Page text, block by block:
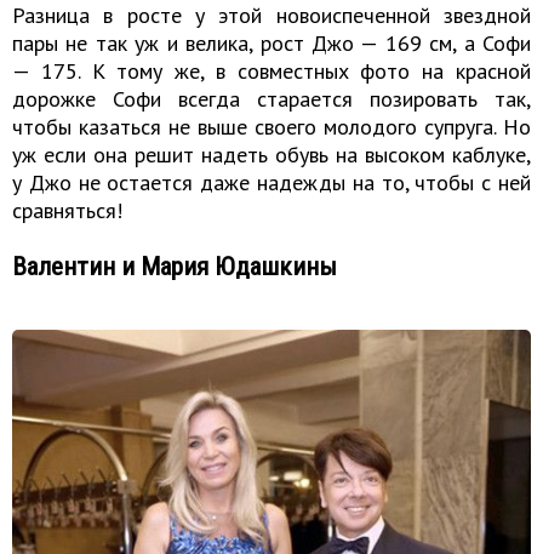
Разница в росте у этой новоиспеченной звездной
пары не так уж и велика, рост Джо — 169 см, а Софи
— 175. К тому же, в совместных фото на красной
дорожке Софи всегда старается позировать так,
чтобы казаться не выше своего молодого супруга. Но
уж если она решит надеть обувь на высоком каблуке,
у Джо не остается даже надежды на то, чтобы с ней
сравняться!
Валентин и Мария Юдашкины